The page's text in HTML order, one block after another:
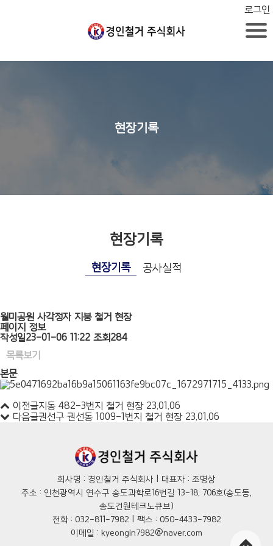
로그인
현장기록
현장기록
현장기록 공사실적
월미공원 사각정자 지붕 철거 현장
페이지 정보
작성일23-01-06 11:22 조회284
목록보기
본문
이전글지동 482-3번지 철거 현장 23.01.06
다음글권선구 권선동 1009-1번지 철거 현장 23.01.06
회사명 : 경인철거 주식회사 | 대표자 : 조명상
주소 : 인천광역시 연수구 송도과학로16번길 13-18, 706호(송도동,
송도건원테크노큐브)
전화 : 032-811-7982 | 팩스 : 050-4433-7982
이메일 : kyeongin7982@naver.com